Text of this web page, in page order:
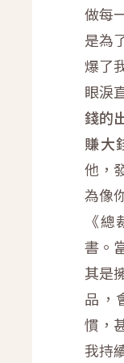
做每
是為
爆了
眼淚
錢的
賺大
他，
為像
《
書。
其是
品，
慣，
我持